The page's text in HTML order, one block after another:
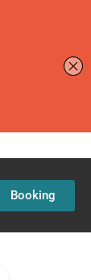
Booking